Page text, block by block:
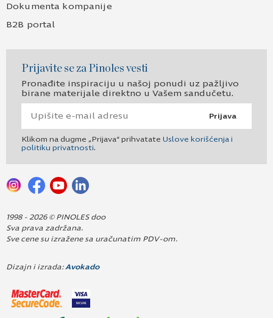
Dokumenta kompanije
B2B portal
Prijavite se za Pinoles vesti
Pronađite inspiraciju u našoj ponudi uz pažljivo
birane materijale direktno u Vašem sandučetu.
Prijava
Klikom na dugme „Prijava“ prihvatate Uslove korišćenja i
politiku privatnosti.
1998 - 2026 © PINOLES doo
Sva prava zadržana.
Sve cene su izražene sa uračunatim PDV-om.
Dizajn i izrada: Avokado